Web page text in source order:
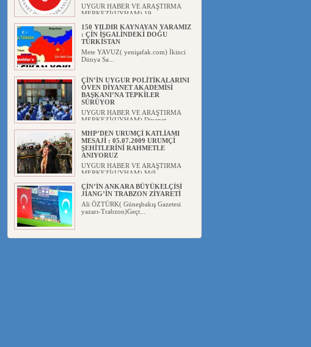
UYGUR HABER VE ARAŞTIRMA
MERKEZİ(UYHAM) 19...
150 YILDIR KAYNAYAN YARAMIZ
: ÇİN İŞGALİNDEKİ DOĞU
TÜRKİSTAN
Mete YAVUZ( yenişafak.com) İkinci
Dünya Sa...
ÇİN’İN UYGUR POLİTİKALARINI
ÖVEN DİYANET AKADEMİSİ
BAŞKANI’NA TEPKİLER
SÜRÜYOR
UYGUR HABER VE ARAŞTIRMA
MERKEZİ(UYHAM) Diyanet
MHP’DEN URUMÇİ KATLİAMI
MESAJİ : 05.07.2009 URUMÇİ
ŞEHİTLERİNİ RAHMETLE
ANIYORUZ
UYGUR HABER VE ARAŞTIRMA
MERKEZİ(UYHAM) Mill...
ÇİN’İN ANKARA BÜYÜKELÇİSİ
JİANG’İN TRABZON ZİYARETİ
Ali ÖZTÜRK( Güneşbakış Gazetesi
yazarı-Trabzon)Geçt...
İŞGALCİ ÇİN’DEN “FETİHLER